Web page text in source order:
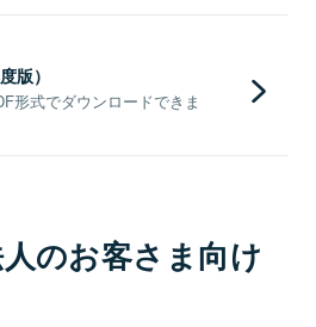
版）
形式でダウンロードできま
のお客さま向け